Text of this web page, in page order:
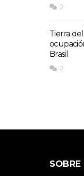
0
Tierra
Brasil
0